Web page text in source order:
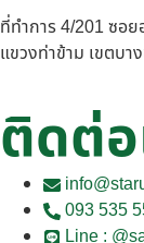
ที่ทำการ 4/201 ซอ
แขวงท่าข้าม เขตบ
ติดต่อ
093 535
Line :